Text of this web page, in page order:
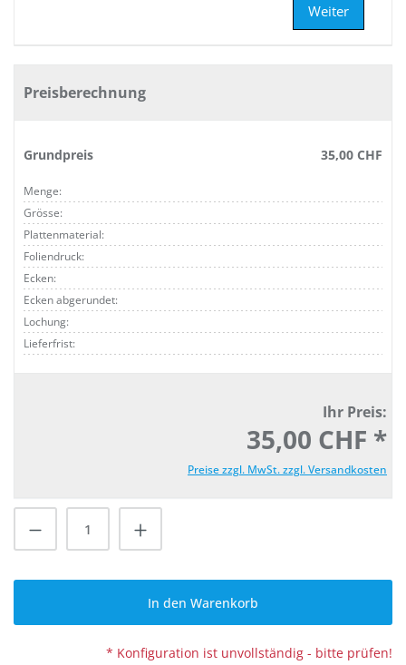
Weiter
Preisberechnung
Grundpreis 35,00 CHF
Menge:
Grösse:
Plattenmaterial:
Foliendruck:
Ecken:
Ecken abgerundet:
Lochung:
Lieferfrist:
Ihr Preis:
35,00 CHF *
Preise zzgl. MwSt. zzgl. Versandkosten
Produkt Anzahl: Gib den gewünschten
In den Warenkorb
* Konfiguration ist unvollständig - bitte prüfen!